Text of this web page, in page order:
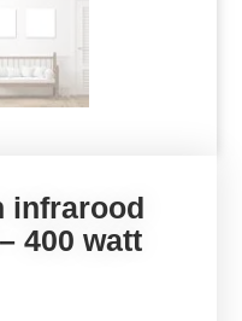
infrarood
400 watt